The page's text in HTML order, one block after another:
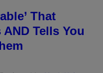
That
Tells You